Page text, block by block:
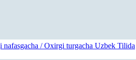
nafasgacha / Oxirgi turgacha Uzbek Tilida